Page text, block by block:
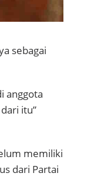
sebagai
anggota
itu”
memiliki
dari Partai